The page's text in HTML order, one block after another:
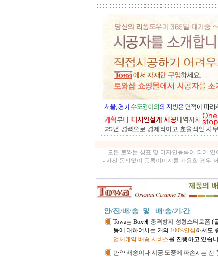
- 모든 토와는 상표 및 디자인등록이 되어
- 사전 동의없이 등록이미지를 사용할 경우
안/전/배/송 및 배/송/기/간
Towa는 Box에 충격방지 성형스티로폼 (
등에 대하여서는 거의 100%안심하셔도
업체계약 배송 서비스를 진행하고 있습
만약 배송이나 시공 도중에 파손시는 전